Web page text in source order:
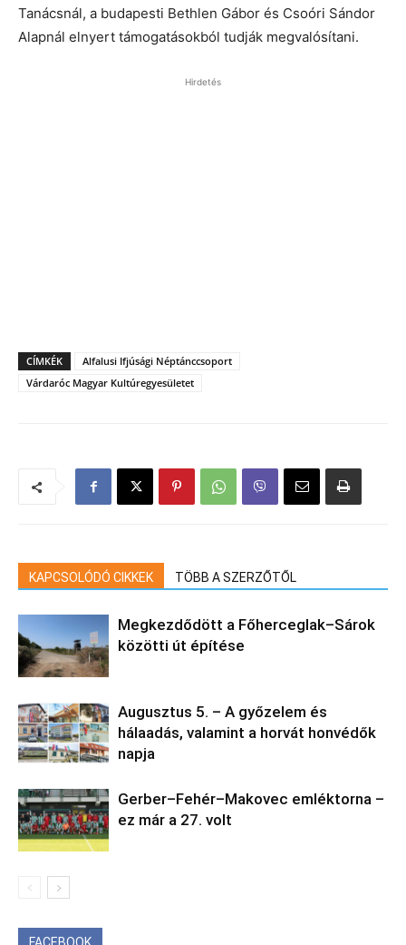
Tanácsnál, a budapesti Bethlen Gábor és Csoóri Sándor
Alapnál elnyert támogatásokból tudják megvalósítani.
Hirdetés
CÍMKÉK
Alfalusi Ifjúsági Néptánccsoport
Várdaróc Magyar Kultúregyesületet
KAPCSOLÓDÓ CIKKEK TÖBB A SZERZŐTŐL
Megkezdődött a Főherceglak–Sárok
közötti út építése
Augusztus 5. – A győzelem és
hálaadás, valamint a horvát honvédők
napja
Gerber–Fehér–Makovec emléktorna –
ez már a 27. volt